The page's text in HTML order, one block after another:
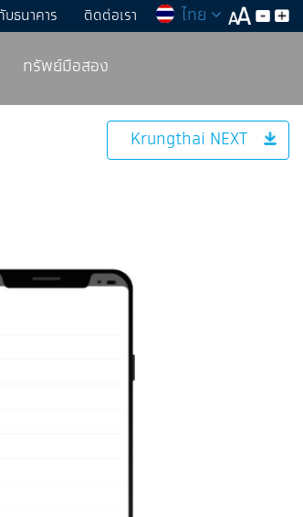
บธนาคาร ติดต่อเรา ไทย
ทรัพย์มือสอง
Krungthai NEXT